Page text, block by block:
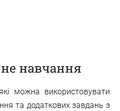
навчання
можна використовувати
та додаткових завдань з